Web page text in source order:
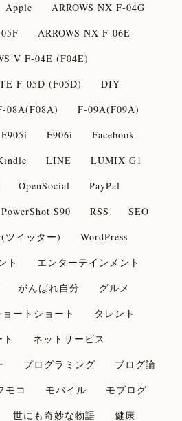
Apple
ARROWS NX F-04G
ARROWS NX F-06E
V F-04E (F04E)
F-05D (F05D)
DIY
08A(F08A)
F-09A(F09A)
F905i F906i
Facebook
LINE
LUMIX G1
OpenSocial
PayPal
PowerShot S90 RSS
SEO
ツイッター)
WordPress
ト
エンターテインメント
がんばれ自分
グルメ
ョートショート
タレント
ネットサービス
プログラミング
ブログ論
モコ モバイル
モブログ
世にも奇妙な物語 健康